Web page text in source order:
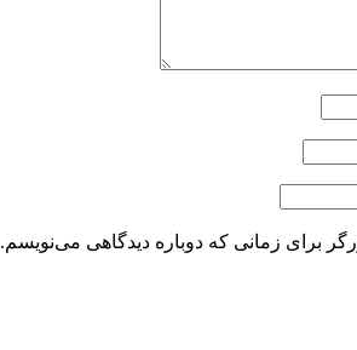
برای زمانی که دوباره دیدگاهی می‌نویسم.